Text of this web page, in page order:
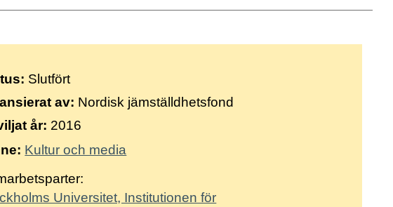
Slutfört
av: Nordisk jämställdhetsfond
år: 2016
Kultur och media
Universitet, Institutionen för